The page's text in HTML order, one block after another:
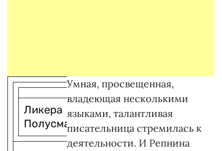
Ликера
Полусмакова
Умная, просвещенная,
владеющая несколькими
языками, талантливая
писательница стремилась к
деятельности. И Репнина